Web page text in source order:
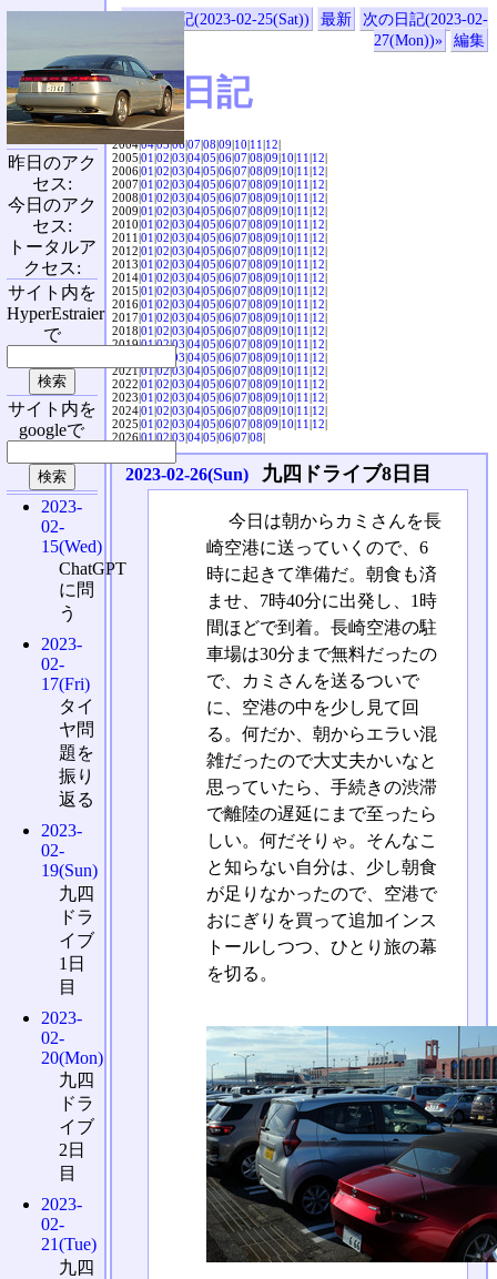
«前の日記(2023-02-25(Sat)) 最新
次の日記(2023-02-
27(Mon))»
編集
SVX日記
2004|04|05|06|07|08|09|10|11|12|
2005|01|02|03|04|05|06|07|08|09|10|11|12|
2006|01|02|03|04|05|06|07|08|09|10|11|12|
2007|01|02|03|04|05|06|07|08|09|10|11|12|
2008|01|02|03|04|05|06|07|08|09|10|11|12|
2009|01|02|03|04|05|06|07|08|09|10|11|12|
2010|01|02|03|04|05|06|07|08|09|10|11|12|
2011|01|02|03|04|05|06|07|08|09|10|11|12|
2012|01|02|03|04|05|06|07|08|09|10|11|12|
2013|01|02|03|04|05|06|07|08|09|10|11|12|
2014|01|02|03|04|05|06|07|08|09|10|11|12|
2015|01|02|03|04|05|06|07|08|09|10|11|12|
2016|01|02|03|04|05|06|07|08|09|10|11|12|
2017|01|02|03|04|05|06|07|08|09|10|11|12|
2018|01|02|03|04|05|06|07|08|09|10|11|12|
2019|01|02|03|04|05|06|07|08|09|10|11|12|
03|04|05|06|07|08|09|10|11|12|
2021|01|02|03|04|05|06|07|08|09|10|11|12|
2022|01|02|03|04|05|06|07|08|09|10|11|12|
2023|01|02|03|04|05|06|07|08|09|10|11|12|
2024|01|02|03|04|05|06|07|08|09|10|11|12|
2025|01|02|03|04|05|06|07|08|09|10|11|12|
2026|01|02|03|04|05|06|07|08|
2023-02-26(Sun) 九四ドライブ8日目
今日は朝からカミさんを長
崎空港に送っていくので、6
時に起きて準備だ。朝食も済
ませ、7時40分に出発し、1時
間ほどで到着。長崎空港の駐
車場は30分まで無料だったの
で、カミさんを送るついで
に、空港の中を少し見て回
る。何だか、朝からエラい混
雑だったので大丈夫かいなと
思っていたら、手続きの渋滞
で離陸の遅延にまで至ったら
しい。何だそりゃ。そんなこ
と知らない自分は、少し朝食
が足りなかったので、空港で
おにぎりを買って追加インス
トールしつつ、ひとり旅の幕
を切る。
昨日のアク
セス:
今日のアク
セス:
トータルア
クセス:
サイト内を
HyperEstraier
で
サイト内を
googleで
2023-
02-
15(Wed)
ChatGPT
に問
う
2023-
02-
17(Fri)
タイ
ヤ問
題を
振り
返る
2023-
02-
19(Sun)
九四
ドラ
イブ
1日
目
2023-
02-
20(Mon)
九四
ドラ
イブ
2日
目
2023-
02-
21(Tue)
九四